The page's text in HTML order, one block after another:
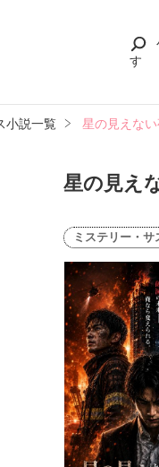
す
小説一覧 星の見えない
星の見え
ミステリー・サ